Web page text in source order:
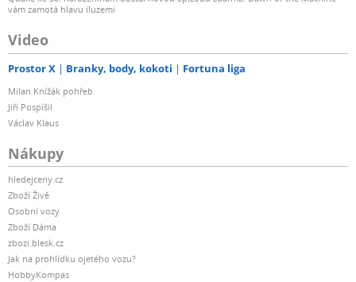
vám zamotá hlavu iluzemi
Video
Prostor X Branky, body, kokoti Fortuna liga
Milan Knížák pohřeb
Jiří Pospíšil
Václav Klaus
Nákupy
hledejceny.cz
Zboží Živě
Osobní vozy
Zboží Dáma
zbozi.blesk.cz
Jak na prohlídku ojetého vozu?
HobbyKompas